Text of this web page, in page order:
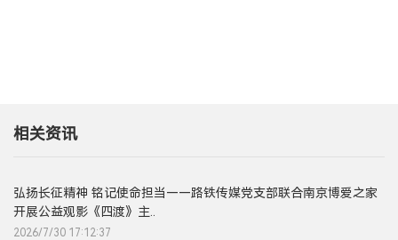
相关资讯
弘扬长征精神 铭记使命担当——路铁传媒党支部联合南京博爱之家
开展公益观影《四渡》主..
2026/7/30 17:12:37